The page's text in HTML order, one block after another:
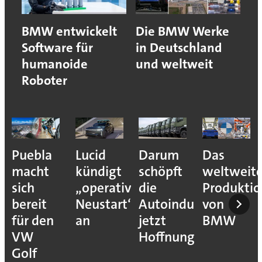
BMW entwickelt
Software für
humanoide
Roboter
Die BMW Werke
in Deutschland
und weltweit
Puebla
macht
sich
bereit
für den
VW
Golf
Lucid
kündigt
„operativen
Neustart“
an
Darum
schöpft
die
Autoindustrie
jetzt
Hoffnung
Das
von
BMW